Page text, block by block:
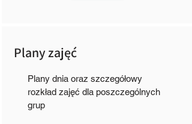
Plany zajęć
Plany dnia oraz szczegółowy
rozkład zajęć dla poszczególnych
grup